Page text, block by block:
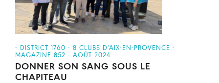
- DISTRICT 1760 - 8 CLUBS D’AIX-EN-PROVENCE -
MAGAZINE 852 - AOÛT 2024
DONNER SON SANG SOUS LE
CHAPITEAU